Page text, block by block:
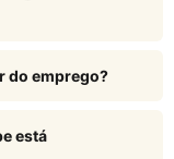
do emprego?
está